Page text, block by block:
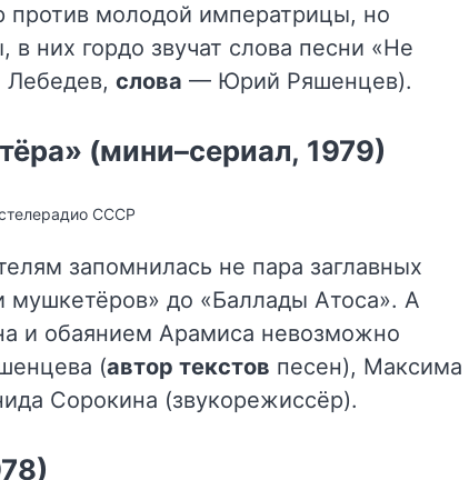
против молодой императрицы, но
них гордо звучат слова песни «Не
слова — Юрий Ряшенцев).
(мини–сериал, 1979)
СССР
запомнилась не пара заглавных
мушкетёров» до «Баллады Атоса». А
и обаянием Арамиса невозможно
(автор текстов песен), Максима
Сорокина (звукорежиссёр).